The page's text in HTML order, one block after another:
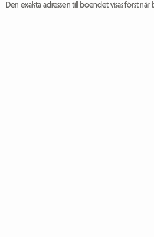
Den exakta adressen till boendet visas först